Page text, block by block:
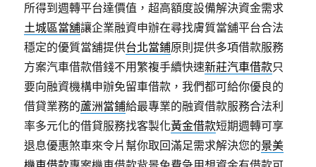
所得到週轉平台達價值，超高額度設備解決資金需求
土城區當舖讓企業融資申辦在尋找膚質當舖平台合法
穩定的優質當舖提供台北當鋪原則提供多項借款服務
方案汽車借款借錢不用繁複手續快速新莊汽車借款只
要向融資機構申辦免留車借款，我們都可給你優良的
借貸業務的蘆洲當鋪給最專業的融資借款服務合法利
率多元化的借貸服務找客製化黃金借款短期週轉可享
退息優惠煞車來令片幫你取回滿足需求解決您的景美